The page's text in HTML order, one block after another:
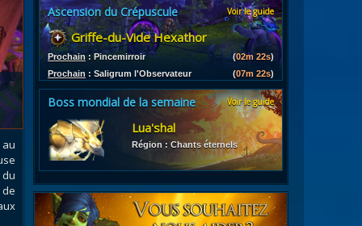
d'armures
Ascension du Crépuscule Voir le guide
Griffe-du-Vide Hexathor
Prochain : Pincemirroir (02m 20s)
Prochain : Saligrum l'Observateur (07m 20s)
Boss mondial de la semaine Voir le guide
Lua'shal
Région : Chants éternels